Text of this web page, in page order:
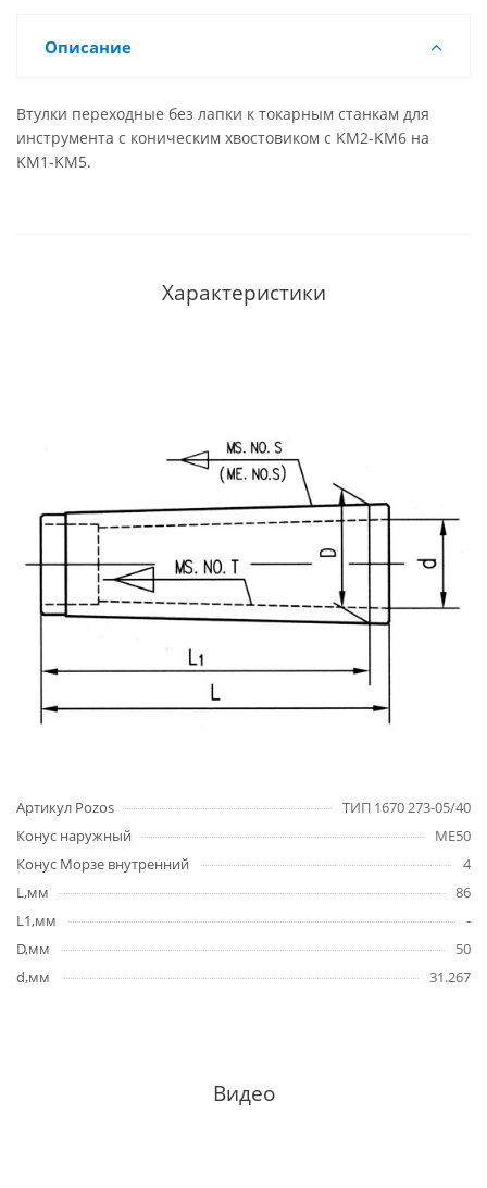
Описание
Втулки переходные без лапки к токарным станкам для
инструмента с коническим хвостовиком с KM2-KM6 на
KM1-KM5.
Характеристики
Артикул Pozos
ТИП 1670 273-05/40
Конус наружный
ME50
Конус Морзе внутренний
4
L,мм
86
L1,мм
-
D,мм
50
d,мм
31.267
Видео